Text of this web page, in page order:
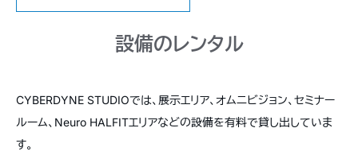
設備のレンタル
CYBERDYNE STUDIOでは、展示エリア、オムニビジョン、セミナー
ルーム、Neuro HALFITエリアなどの設備を有料で貸し出していま
す。